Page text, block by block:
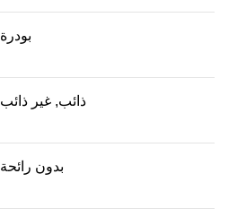
بودرة
ذائب, غير ذائب
بدون رائحة